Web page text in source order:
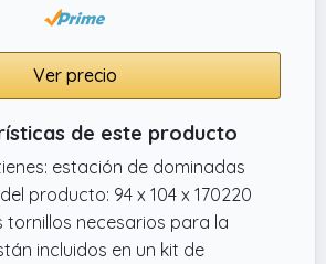
de asas acolchadas
solución multifuncional ideal
de cuerpo completo
grupos musculares
Ver precio
de este producto
estación de dominadas
producto: 94 x 104 x 170220
tornillos necesarios para la
incluidos en un kit de